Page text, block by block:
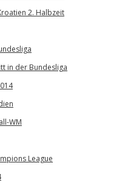
2. Halbzeit
in der Bundesliga
WM
League